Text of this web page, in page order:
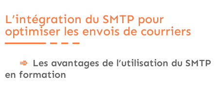
L’intégration du SMTP pour
optimiser les envois de courriers
Les avantages de l’utilisation du SMTP
en formation